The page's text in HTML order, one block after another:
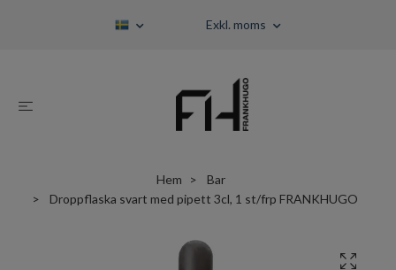
Exkl. moms
Hem
Bar
Droppflaska svart med pipett 3cl, 1 st/frp FRANKHUGO